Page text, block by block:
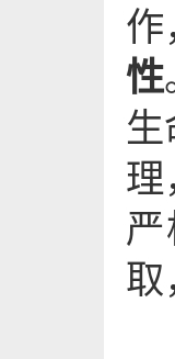
作
性
生
理
取